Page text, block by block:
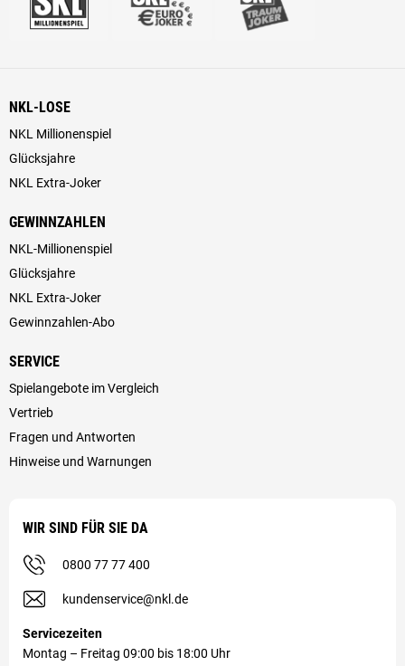
NKL-LOSE
NKL Millionenspiel
Glücksjahre
NKL Extra-Joker
GEWINNZAHLEN
NKL-Millionenspiel
Glücksjahre
NKL Extra-Joker
Gewinnzahlen-Abo
SERVICE
Spielangebote im Vergleich
Vertrieb
Fragen und Antworten
Hinweise und Warnungen
WIR SIND FÜR SIE DA
0800 77 77 400
kundenservice@nkl.de
Servicezeiten
Montag – Freitag 09:00 bis 18:00 Uhr